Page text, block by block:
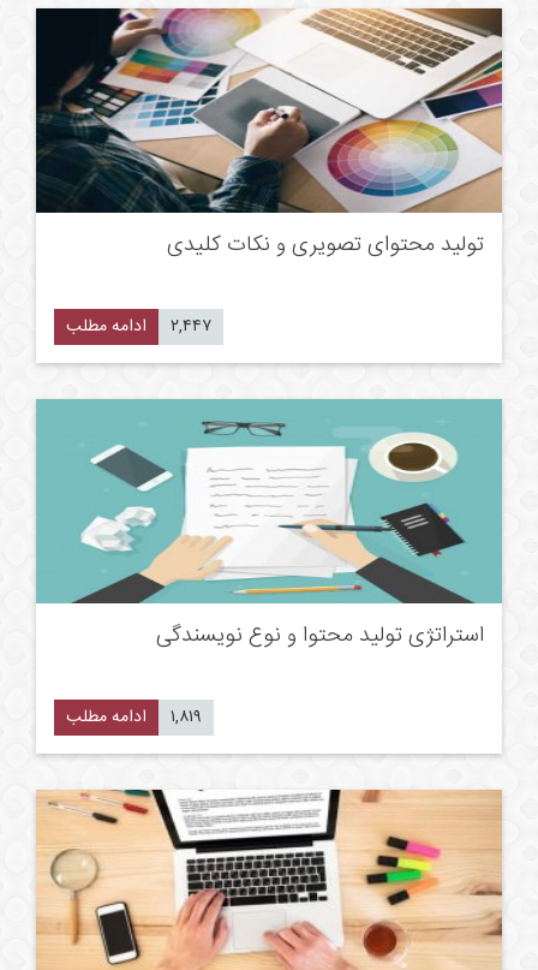
تولید محتوای تصویری و نکات کلیدی
ادامه مطلب ۲,۴۴۷
استراتژی تولید محتوا و نوع نویسندگی
ادامه مطلب ۱,۸۱۹